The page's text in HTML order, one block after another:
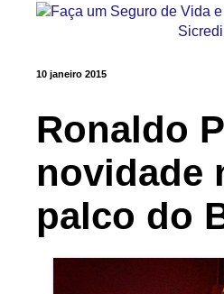
10 janeiro 2015
Ronaldo
novidade
palco do